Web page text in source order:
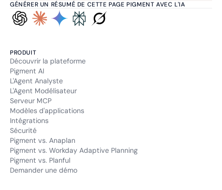
GÉNÉRER UN RÉSUMÉ DE CETTE PAGE PIGMENT AVEC L'IA
PRODUIT
Découvrir la plateforme
Pigment AI
L'Agent Analyste
L'Agent Modélisateur
Serveur MCP
Modèles d'applications
Intégrations
Sécurité
Pigment vs. Anaplan
Pigment vs. Workday Adaptive Planning
Pigment vs. Planful
Demander une démo